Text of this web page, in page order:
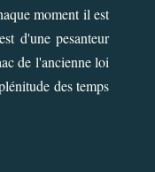
moment il est
d'une pesanteur
de l'ancienne loi
des temps